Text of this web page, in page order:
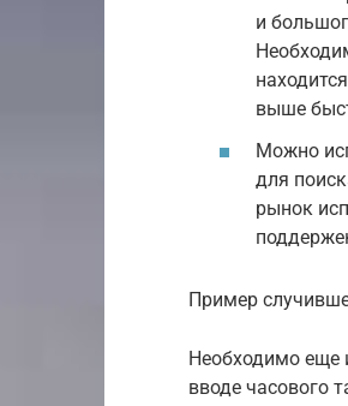
и
выше
Можно
для
рынок
Пример
Необходимо еще
вводе часового